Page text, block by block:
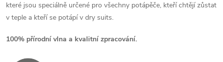
které jsou speciálně určené pro všechny potápěče, kteří chtějí zůstat
v teple a kteří se potápí v dry suits.
100% přírodní vlna a kvalitní zpracování.